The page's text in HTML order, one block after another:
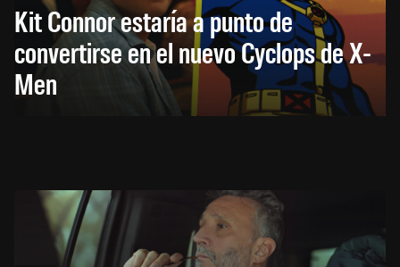
Kit Connor estaría a punto de
convertirse en el nuevo Cyclops de X-
Men